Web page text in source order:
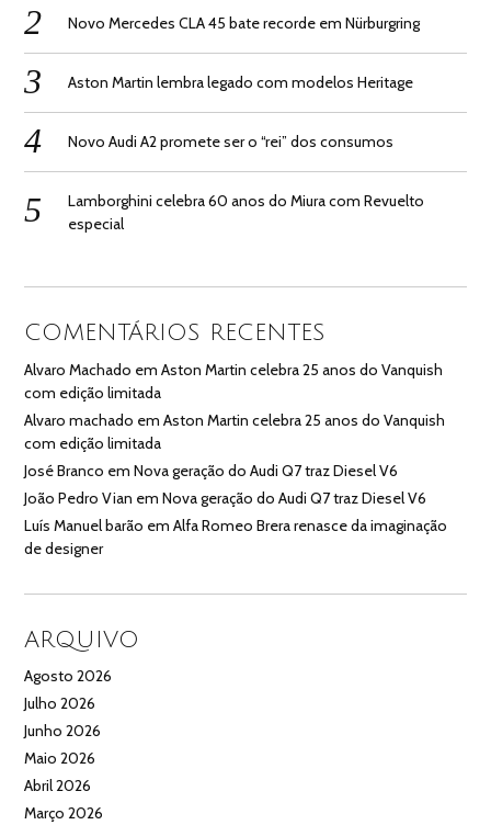
Novo Mercedes CLA 45 bate recorde em Nürburgring
Aston Martin lembra legado com modelos Heritage
Novo Audi A2 promete ser o “rei” dos consumos
Lamborghini celebra 60 anos do Miura com Revuelto
especial
COMENTÁRIOS RECENTES
Alvaro Machado emAston Martin celebra 25 anos do Vanquish
com edição limitada
Alvaro machado emAston Martin celebra 25 anos do Vanquish
com edição limitada
José Branco emNova geração do Audi Q7 traz Diesel V6
João Pedro Vian emNova geração do Audi Q7 traz Diesel V6
Luís Manuel barão emAlfa Romeo Brera renasce da imaginação
de designer
ARQUIVO
Agosto 2026
Julho 2026
Junho 2026
Maio 2026
Abril 2026
Março 2026